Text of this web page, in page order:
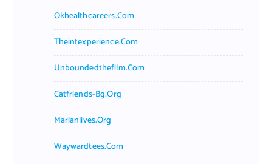
Okhealthcareers.com
Theintexperience.com
Unboundedthefilm.com
Catfriends-Bg.org
Marianlives.org
Waywardtees.com